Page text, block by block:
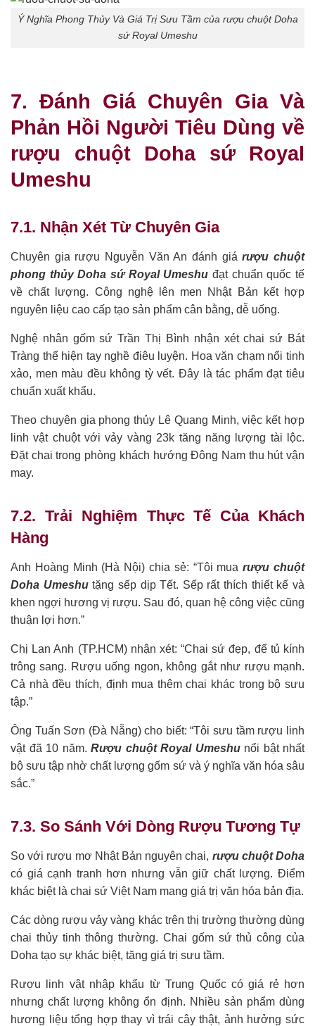
Ý Nghĩa Phong Thủy Và Giá Trị Sưu Tầm của rượu chuột Doha
sứ Royal Umeshu
7. Đánh Giá Chuyên Gia Và
Phản Hồi Người Tiêu Dùng về
rượu chuột Doha sứ Royal
Umeshu
7.1. Nhận Xét Từ Chuyên Gia
Chuyên gia rượu Nguyễn Văn An đánh giárượu chuột
phong thủy Doha sứ Royal Umeshu đạt chuẩn quốc tế
về chất lượng. Công nghệ lên men Nhật Bản kết hợp
nguyên liệu cao cấp tạo sản phẩm cân bằng, dễ uống.
Nghệ nhân gốm sứ Trần Thị Bình nhận xét chai sứ Bát
Tràng thể hiện tay nghề điêu luyện. Hoa văn chạm nổi tinh
xảo, men màu đều không tỳ vết. Đây là tác phẩm đạt tiêu
chuẩn xuất khẩu.
Theo chuyên gia phong thủy Lê Quang Minh, việc kết hợp
linh vật chuột với vảy vàng 23k tăng năng lượng tài lộc.
Đặt chai trong phòng khách hướng Đông Nam thu hút vận
may.
7.2. Trải Nghiệm Thực Tế Của Khách
Hàng
Anh Hoàng Minh (Hà Nội) chia sẻ: “Tôi muarượu chuột
Doha Umeshutặng sếp dịp Tết. Sếp rất thích thiết kế và
khen ngợi hương vị rượu. Sau đó, quan hệ công việc cũng
thuận lợi hơn.”
Chị Lan Anh (TP.HCM) nhận xét: “Chai sứ đẹp, để tủ kính
trông sang. Rượu uống ngon, không gắt như rượu mạnh.
Cả nhà đều thích, định mua thêm chai khác trong bộ sưu
tập.”
Ông Tuấn Sơn (Đà Nẵng) cho biết: “Tôi sưu tầm rượu linh
vật đã 10 năm. Rượu chuột Royal Umeshunổi bật nhất
bộ sưu tập nhờ chất lượng gốm sứ và ý nghĩa văn hóa sâu
sắc.”
7.3. So Sánh Với Dòng Rượu Tương Tự
So với rượu mơ Nhật Bản nguyên chai, rượu chuột Doha
có giá cạnh tranh hơn nhưng vẫn giữ chất lượng. Điểm
khác biệt là chai sứ Việt Nam mang giá trị văn hóa bản địa.
Các dòng rượu vảy vàng khác trên thị trường thường dùng
chai thủy tinh thông thường. Chai gốm sứ thủ công của
Doha tạo sự khác biệt, tăng giá trị sưu tầm.
Rượu linh vật nhập khẩu từ Trung Quốc có giá rẻ hơn
nhưng chất lượng không ổn định. Nhiều sản phẩm dùng
hương liệu tổng hợp thay vì trái cây thật, ảnh hưởng sức